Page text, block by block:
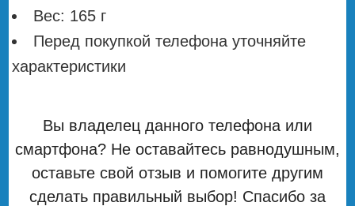
Вес: 165 г
Перед покупкой телефона уточняйте
характеристики
Вы владелец данного телефона или
смартфона? Не оставайтесь равнодушным,
оставьте свой отзыв и помогите другим
сделать правильный выбор! Спасибо за